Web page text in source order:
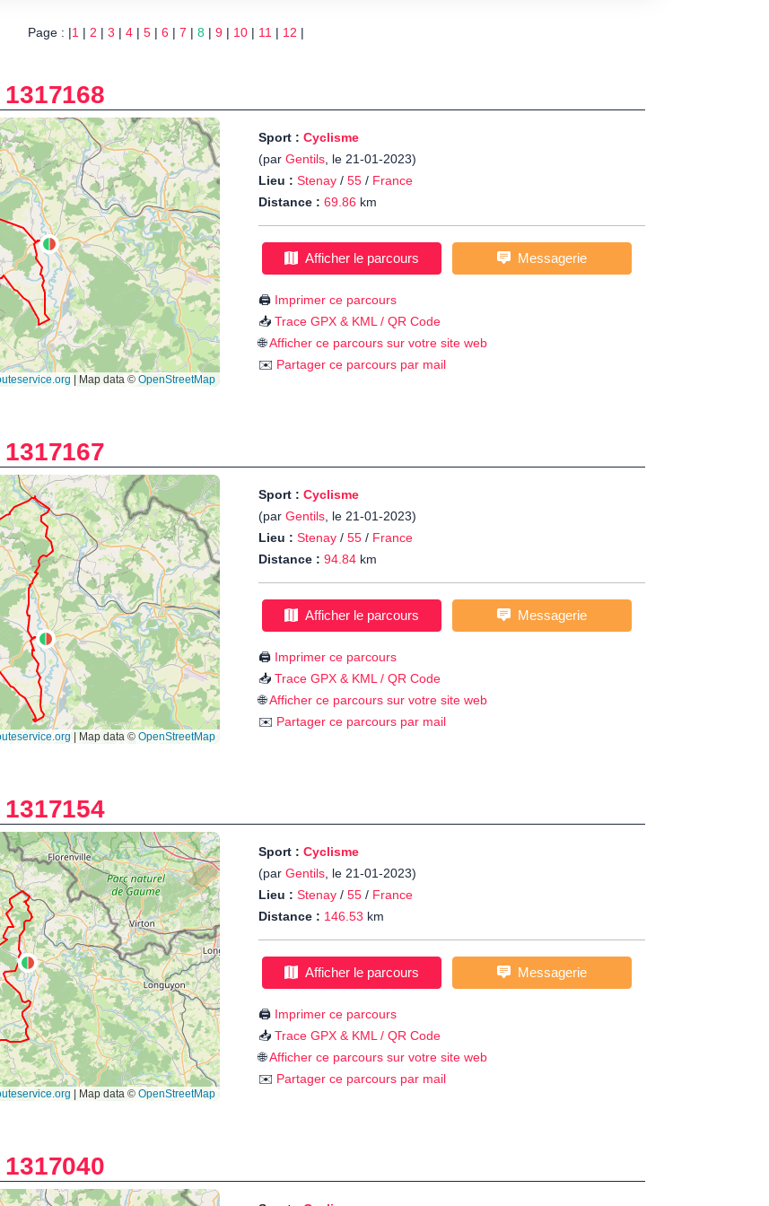
Page : |1 | 2 | 3 | 4 | 5 | 6 | 7 | 8 | 9 | 10 | 11 | 12 |
1317168
Sport : Cyclisme
(par Gentils, le 21-01-2023)
Lieu : Stenay / 55 / France
Distance : 69.86 km
Afficher le parcours Messagerie
🖨️ Imprimer ce parcours
📥 Trace GPX & KML / QR Code
🌐Afficher ce parcours sur votre site web
✉️ Partager ce parcours par mail
1317167
Sport : Cyclisme
(par Gentils, le 21-01-2023)
Lieu : Stenay / 55 / France
Distance : 94.84 km
Afficher le parcours Messagerie
🖨️ Imprimer ce parcours
📥 Trace GPX & KML / QR Code
🌐Afficher ce parcours sur votre site web
✉️ Partager ce parcours par mail
1317154
Sport : Cyclisme
(par Gentils, le 21-01-2023)
Lieu : Stenay / 55 / France
Distance : 146.53 km
Afficher le parcours Messagerie
🖨️ Imprimer ce parcours
📥 Trace GPX & KML / QR Code
🌐Afficher ce parcours sur votre site web
✉️ Partager ce parcours par mail
1317040